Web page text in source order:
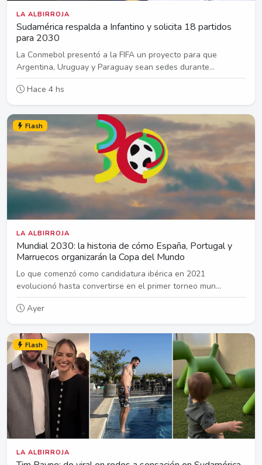
LA ALBIRROJA
Sudamérica respalda a Infantino y solicita 18 partidos
para 2030
La Conmebol presentó a la FIFA un proyecto para que
Argentina, Uruguay y Paraguay sean sedes durante...
Hace 4 hs
Flash
LA ALBIRROJA
Mundial 2030: la historia de cómo España, Portugal y
Marruecos organizarán la Copa del Mundo
Lo que comenzó como candidatura ibérica en 2021
evolucionó hasta convertirse en el primer torneo mun...
Ayer
Flash
LA ALBIRROJA